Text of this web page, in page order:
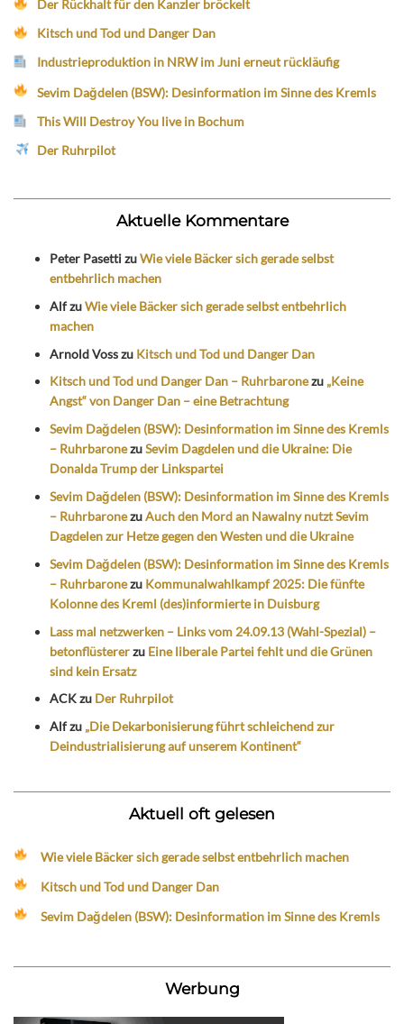
Der Rückhalt für den Kanzler bröckelt
Kitsch und Tod und Danger Dan
Industrieproduktion in NRW im Juni erneut rückläufig
Sevim Dağdelen (BSW): Desinformation im Sinne des Kremls
This Will Destroy You live in Bochum
Der Ruhrpilot
Aktuelle Kommentare
Peter PasettizuWie viele Bäcker sich gerade selbst
entbehrlich machen
AlfzuWie viele Bäcker sich gerade selbst entbehrlich
machen
Arnold Vosszu Kitsch und Tod und Danger Dan
Kitsch und Tod und Danger Dan – Ruhrbaronezu „Keine
Angst“ von Danger Dan – eine Betrachtung
Sevim Dağdelen (BSW): Desinformation im Sinne des Kremls
– RuhrbaronezuSevim Dagdelen und die Ukraine: Die
Donalda Trump der Linkspartei
Sevim Dağdelen (BSW): Desinformation im Sinne des Kremls
– RuhrbaronezuAuch den Mord an Nawalny nutzt Sevim
Dagdelen zur Hetze gegen den Westen und die Ukraine
Sevim Dağdelen (BSW): Desinformation im Sinne des Kremls
– Ruhrbaronezu Kommunalwahlkampf 2025: Die fünfte
Kolonne des Kreml (des)informierte in Duisburg
Lass mal netzwerken – Links vom 24.09.13 (Wahl-Spezial) –
betonflüstererzu Eine liberale Partei fehlt und die Grünen
sind kein Ersatz
ACKzu Der Ruhrpilot
Alfzu „Die Dekarbonisierung führt schleichend zur
Deindustrialisierung auf unserem Kontinent“
Aktuell oft gelesen
Wie viele Bäcker sich gerade selbst entbehrlich machen
Kitsch und Tod und Danger Dan
Sevim Dağdelen (BSW): Desinformation im Sinne des Kremls
Werbung